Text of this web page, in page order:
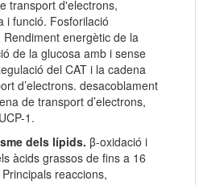
transport d'electrons,
i funció. Fosforilació
Rendiment energètic de la
de la glucosa amb i sense
del CAT i la cadena
d’electrons. desacoblament
de transport d’electrons,
1.
dels lípids. β-oxidació i
àcids grassos de fins a 16
reaccions,